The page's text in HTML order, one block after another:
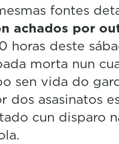
fontes
achados por
horas deste
morta nun
sen vida do
dos asasinatos
cun disparo